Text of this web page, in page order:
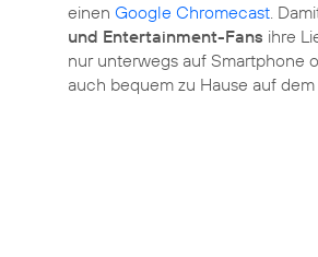
einen Google Chromecast.
und Entertainment-Fans ihre
nur unterwegs auf Smartphone
auch bequem zu Hause auf